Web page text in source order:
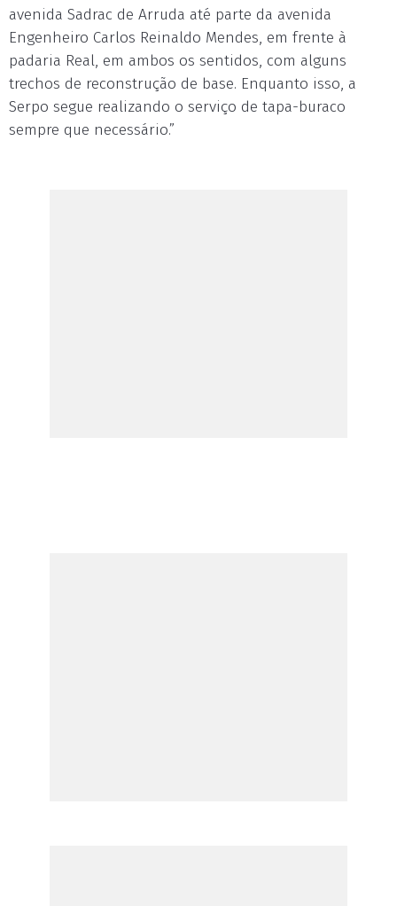
avenida Sadrac de Arruda até parte da avenida
Engenheiro Carlos Reinaldo Mendes, em frente à
padaria Real, em ambos os sentidos, com alguns
trechos de reconstrução de base. Enquanto isso, a
Serpo segue realizando o serviço de tapa-buraco
sempre que necessário.”